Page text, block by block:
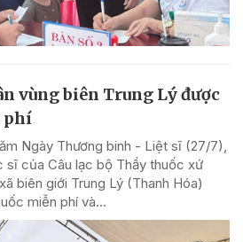
vùng biên Trung Lý được
phí
Ngày Thương binh - Liệt sĩ (27/7),
sĩ của Câu lạc bộ Thầy thuốc xứ
biên giới Trung Lý (Thanh Hóa)
miễn phí và...